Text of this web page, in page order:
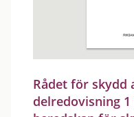
Rådet för skydd
delredovisning